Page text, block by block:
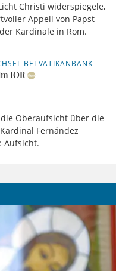
Christi widerspiegele,
Appell von Papst
Kardinäle in Rom.
BEI VATIKANBANK
IOR
Oberaufsicht über die
Fernández
Aufsicht.